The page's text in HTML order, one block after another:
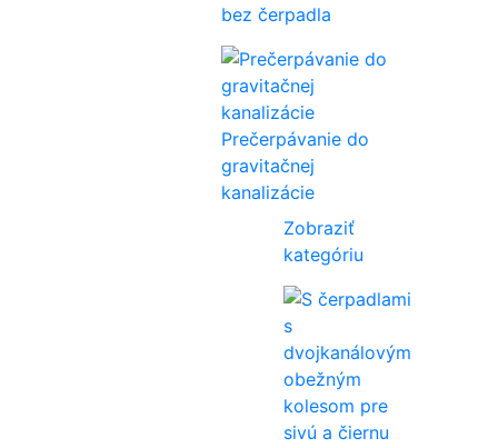
bez čerpadla
Prečerpávanie do
gravitačnej
kanalizácie
Zobraziť
kategóriu